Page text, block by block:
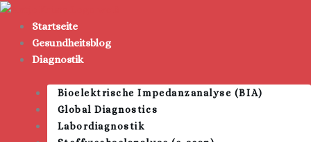
Zum
Inhalt
springen
Startseite
Gesundheitsblog
Diagnostik
Bioelektrische Impedanzanalyse (BIA)
Global Diagnostics
Labordiagnostik